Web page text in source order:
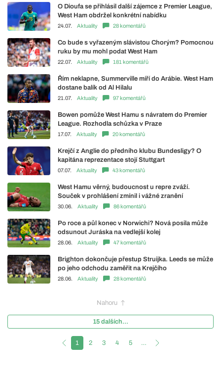
O Dioufa se přihlásil další zájemce z Premier League,
West Ham obdržel konkrétní nabídku
24.07. Aktuality 28 komentářů
Co bude s vyřazeným slávistou Chorým? Pomocnou
ruku by mu mohl podat West Ham
22.07. Aktuality 181 komentářů
Řím neklapne, Summerville míří do Arábie. West Ham
dostane balík od Al Hilalu
21.07. Aktuality 97 komentářů
Bowen pomůže West Hamu s návratem do Premier
League. Rozhodla schůzka v Praze
17.07. Aktuality 20 komentářů
Krejčí z Anglie do předního klubu Bundesligy? O
kapitána reprezentace stojí Stuttgart
07.07. Aktuality 43 komentářů
West Hamu věrný, budoucnost u repre zváží.
Souček v prohlášení zmínil i vážné zranění
30.06. Aktuality 86 komentářů
Po roce a půl konec v Norwichi? Nová posila může
odsunout Juráska na vedlejší kolej
28.06. Aktuality 47 komentářů
Brighton dokončuje přestup Struijka. Leeds se může
po jeho odchodu zaměřit na Krejčího
28.06. Aktuality 28 komentářů
Nahoru
15 dalších...
1 2 3 4 5 …